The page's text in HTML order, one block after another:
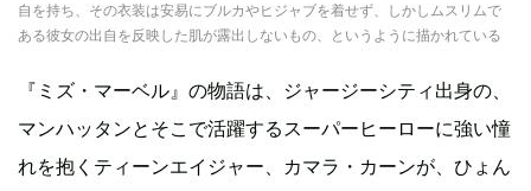
自を持ち、その衣装は安易にブルカやヒジャブを着せず、しかしムスリムで
ある彼女の出自を反映した肌が露出しないもの、というように描かれている
『ミズ・マーベル』の物語は、ジャージーシティ出身の、
マンハッタンとそこで活躍するスーパーヒーローに強い憧
れを抱くティーンエイジャー、カマラ・カーンが、ひょん